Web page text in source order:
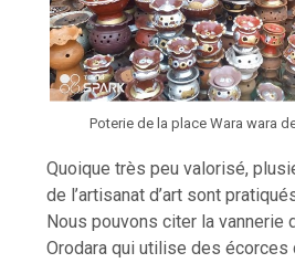
Poterie de la place Wara wara
Quoique très peu valorisé,
de l’artisanat d’art sont
Nous pouvons citer la vannerie
Orodara qui utilise des écorces